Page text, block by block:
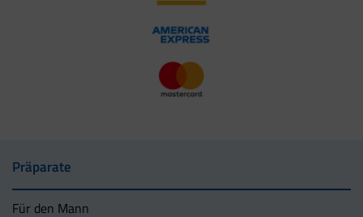
Präparate
Für den Mann